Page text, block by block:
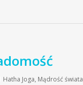
Hatha Joga, Mądrość świata